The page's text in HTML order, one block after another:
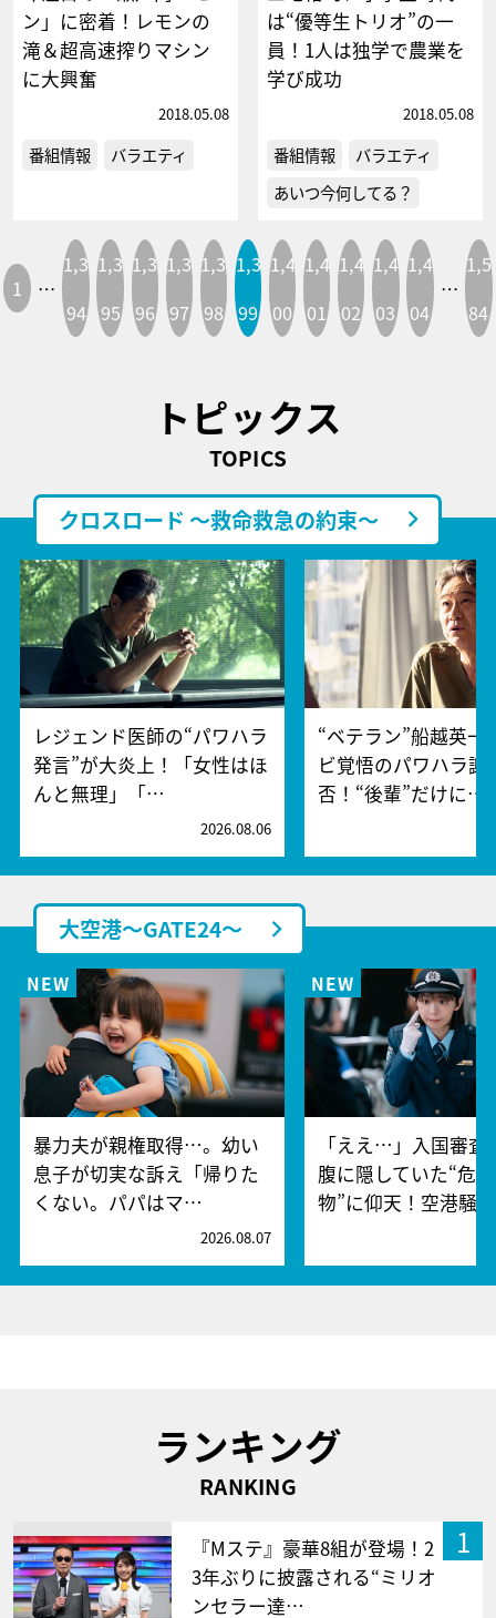
ン」に密着！レモンの
滝＆超高速搾りマシン
に大興奮
2018.05.08
番組情報 バラエティ
は“優等生トリオ”の一
員！1人は独学で農業を
学び成功
2018.05.08
番組情報
バラエティ
あいつ今何してる？
1 …
1,3
94
1,3
95
1,3
96
1,3
97
1,3
98
1,3
99
1,4
00
1,4
01
1,4
02
1,4
03
1,4
04
…
1,5
84
トピックス
TOPICS
クロスロード ～救命救急の約束～
レジェンド医師の“パワハラ
発言”が大炎上！「女性はほ
んと無理」「…
2026.08.06
“ベテラン”船越英一
ビ覚悟のパワハラ謝
否！“後輩”だけに…
大空港～GATE24～
暴力夫が親権取得…。幼い
息子が切実な訴え「帰りた
くない。パパはマ…
2026.08.07
「ええ…」入国審査
腹に隠していた“危
物”に仰天！空港騒
ランキング
RANKING
1
『Mステ』豪華8組が登場！2
3年ぶりに披露される“ミリオ
ンセラー達…